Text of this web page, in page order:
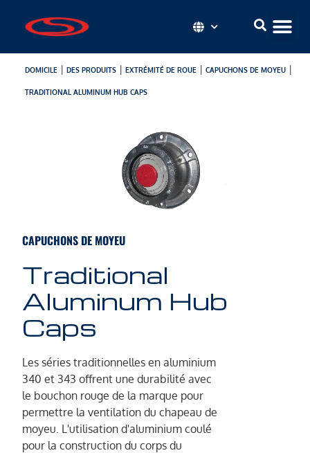
DOMICILE | DES PRODUITS| EXTRÉMITÉ DE ROUE | CAPUCHONS DE MOYEU|
TRADITIONAL ALUMINUM HUB CAPS
CAPUCHONS DE MOYEU
Traditional
Aluminum Hub
Caps
Les séries traditionnelles en aluminium
340 et 343 offrent une durabilité avec
le bouchon rouge de la marque pour
permettre la ventilation du chapeau de
moyeu. L'utilisation d'aluminium coulé
pour la construction du corps du